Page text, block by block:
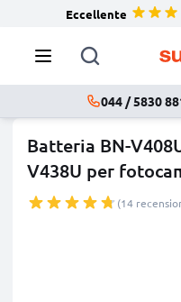
Eccellente
044 / 5830
Batteria BN-
V438U per
(14